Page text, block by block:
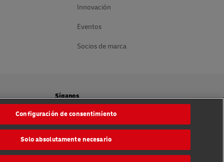
Innovación
Eventos
Socios de marca
Síganos
Configuración de consentimiento
Solo absolutamente necesario